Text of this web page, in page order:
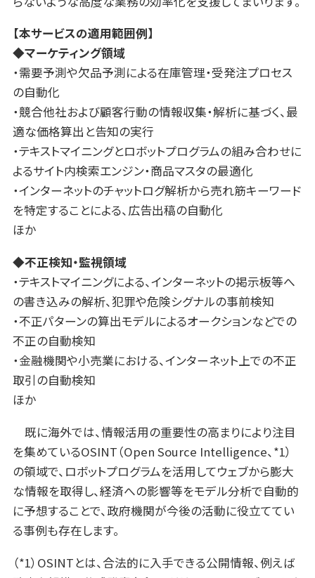
【本サービスの適用範囲例】
◆マーケティング領域
・需要予測や欠品予測による在庫管理・受発注プロセス
の自動化
・競合他社および顧客行動の情報収集・解析に基づく、最
適な価格算出と告知の実行
・テキストマイニングとロボットプログラムの組み合わせに
よるサイト内検索エンジン・商品マスタの最適化
・インターネットのチャットログ解析から売れ筋キーワード
を特定することによる、広告出稿の自動化
ほか
◆不正検知・監視領域
・テキストマイニングによる、インターネットの掲示板等へ
の書き込みの解析、犯罪や危険シグナルの事前検知
・不正パターンの算出モデルによるオークションなどでの
不正の自動検知
・金融機関や小売業における、インターネット上での不正
取引の自動検知
ほか
既に海外では、情報活用の重要性の高まりにより注目
を集めているOSINT（Open Source Intelligence、*1）
の領域で、ロボットプログラムを活用してウェブから膨大
な情報を取得し、経済への影響等をモデル分析で自動的
に予想することで、政府機関が今後の活動に役立ててい
る事例も存在します。
（*1）OSINTとは、合法的に入手できる公開情報、例えば